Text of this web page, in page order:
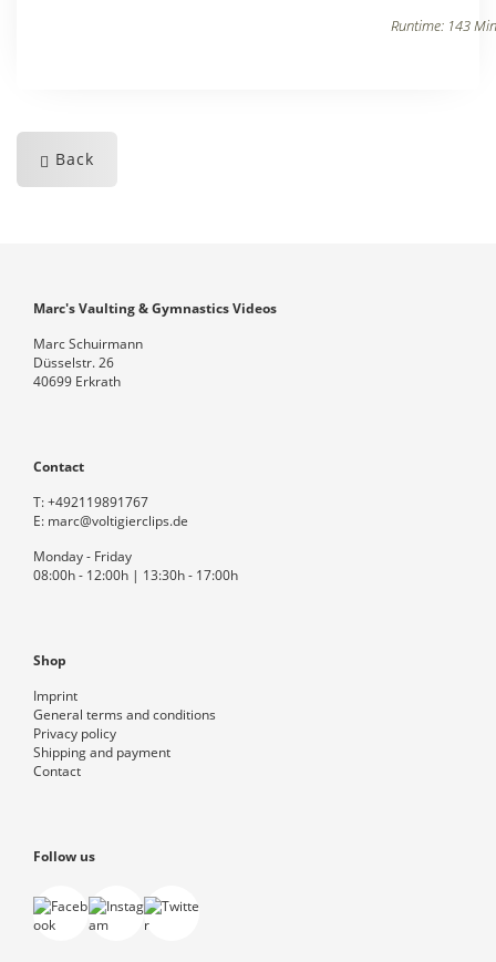
Runtime: 143
Back
Marc's Vaulting & Gymnastics Videos
Marc Schuirmann
Düsselstr. 26
40699 Erkrath
Contact
T:+492119891767
E: marc@voltigierclips.de
Monday - Friday
08:00h - 12:00h | 13:30h - 17:00h
Shop
Imprint
General terms and conditions
Privacy policy
Shipping and payment
Contact
Follow us